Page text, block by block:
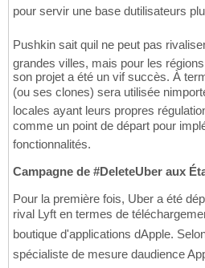
pour servir une base dutilisateurs
Pushkin sait quil ne peut pas
grandes villes, mais pour les
son projet a été un vif succès. À
(ou ses clones) sera utilisée
locales ayant leurs propres
comme un point de départ pour
fonctionnalités.
Campagne de #DeleteUber aux
Pour la première fois, Uber a été
rival Lyft en termes de
boutique d'applications dApple.
spécialiste de mesure daudience